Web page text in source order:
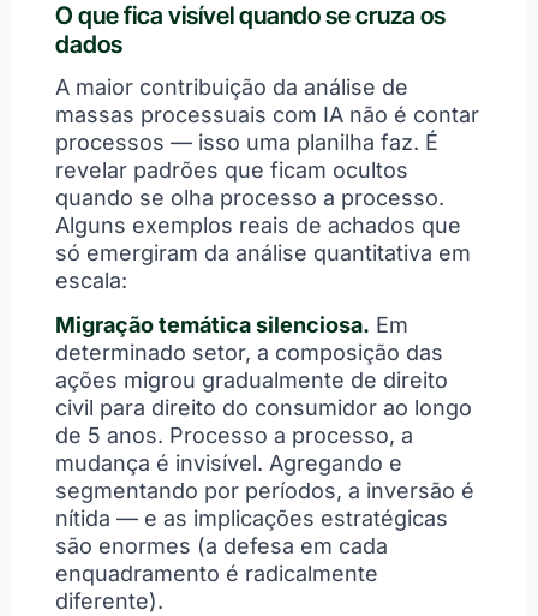
O que fica visível quando se cruza os
dados
A maior contribuição da análise de
massas processuais com IA não é contar
processos — isso uma planilha faz. É
revelar padrões que ficam ocultos
quando se olha processo a processo.
Alguns exemplos reais de achados que
só emergiram da análise quantitativa em
escala:
Migração temática silenciosa. Em
determinado setor, a composição das
ações migrou gradualmente de direito
civil para direito do consumidor ao longo
de 5 anos. Processo a processo, a
mudança é invisível. Agregando e
segmentando por períodos, a inversão é
nítida — e as implicações estratégicas
são enormes (a defesa em cada
enquadramento é radicalmente
diferente).